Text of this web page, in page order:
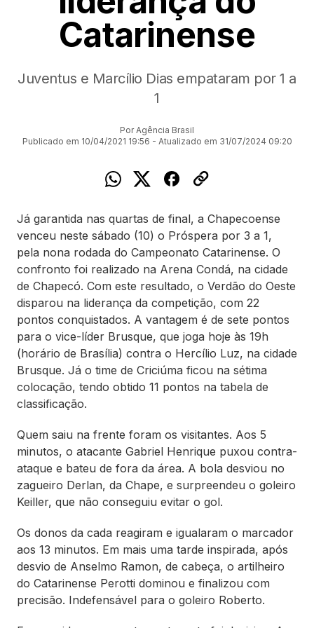
Catarinense
Juventus e Marcílio Dias empataram por 1 a
1
Por Agência Brasil
Publicado em 10/04/2021 19:56 - Atualizado em 31/07/2024 09:20
Já garantida nas quartas de final, a Chapecoense
venceu neste sábado (10) o Próspera por 3 a 1,
pela nona rodada do Campeonato Catarinense. O
confronto foi realizado na Arena Condá, na cidade
de Chapecó. Com este resultado, o Verdão do Oeste
disparou na liderança da competição, com 22
pontos conquistados. A vantagem é de sete pontos
para o vice-líder Brusque, que joga hoje às 19h
(horário de Brasília) contra o Hercílio Luz, na cidade
Brusque. Já o time de Criciúma ficou na sétima
colocação, tendo obtido 11 pontos na tabela de
classificação.
Quem saiu na frente foram os visitantes. Aos 5
minutos, o atacante Gabriel Henrique puxou contra-
ataque e bateu de fora da área. A bola desviou no
zagueiro Derlan, da Chape, e surpreendeu o goleiro
Keiller, que não conseguiu evitar o gol.
Os donos da cada reagiram e igualaram o marcador
aos 13 minutos. Em mais uma tarde inspirada, após
desvio de Anselmo Ramon, de cabeça, o artilheiro
do Catarinense Perotti dominou e finalizou com
precisão. Indefensável para o goleiro Roberto.